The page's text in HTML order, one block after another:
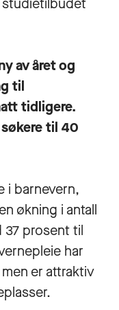
av året og
til
tidligere.
til 40
i barnevern,
økning i antall
37 prosent til
har
er attraktiv